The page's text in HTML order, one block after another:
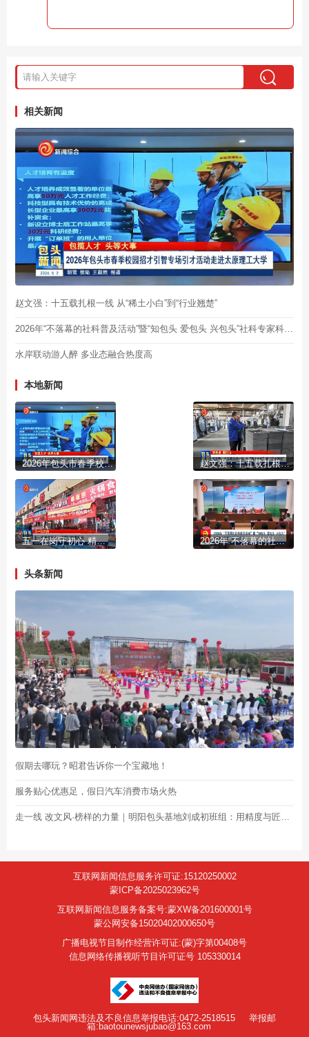
相关新闻
赵文强：十五载扎根一线 从“稀土小白”到“行业翘楚”
水岸联动游人醉 多业态融合热度高
本地新闻
2026年包头市春季校园招才引智专场引才活动走进太原理工大学 赵文强：十五载扎根一线 从“稀土小白”到“行业翘楚”
五一在岗守初心 精管细护勇担当 2026年“不落幕的社科普及活动”暨“知包头 爱包头 兴包头”社科专家科普行启动仪式举行
头条新闻
假期去哪玩？昭君告诉你一个宝藏地！
服务贴心优惠足，假日汽车消费市场火热
互联网新闻信息服务许可证:15120250002
蒙ICP备2025023962号
互联网新闻信息服务备案号:蒙XW备201600001号
蒙公网安备15020402000650号
广播电视节目制作经营许可证:(蒙)字第00408号
信息网络传播视听节目许可证号 105330014
包头新闻网违法及不良信息举报电话:0472-2518515
举报邮
箱:baotounewsjubao@163.com